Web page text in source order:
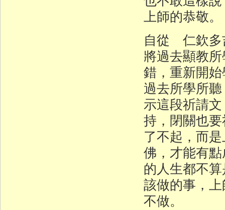
上師的恭敬。
自從 仁欽多
將過去顯教
錯，重新開
過去所學所
示這段祈請
持，閉關也
了不起，而
佛，才能有
的人生都不
該做的事，
不做。